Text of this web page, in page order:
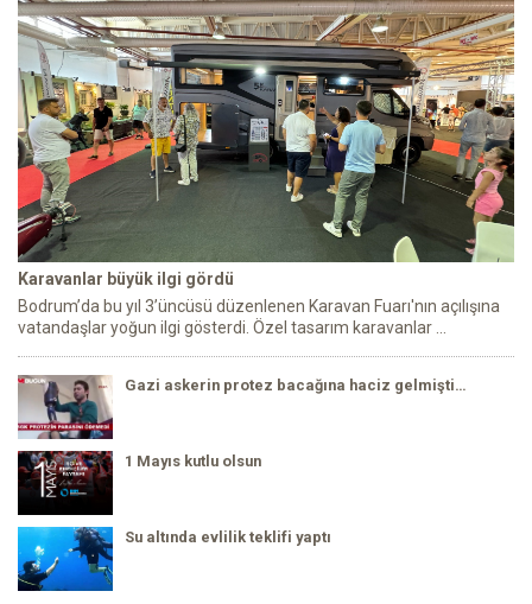
Karavanlar büyük ilgi gördü
Bodrum’da bu yıl 3’üncüsü düzenlenen Karavan Fuarı'nın açılışına
vatandaşlar yoğun ilgi gösterdi. Özel tasarım karavanlar ...
Gazi askerin protez bacağına haciz gelmişti…
1 Mayıs kutlu olsun
Su altında evlilik teklifi yaptı